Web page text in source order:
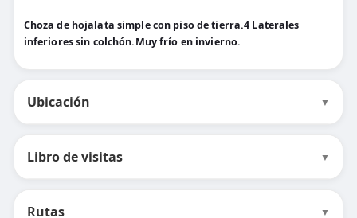
Choza de hojalata simple con piso de tierra.4 Laterales
inferiores sin colchón.Muy frío en invierno.
Ubicación ▼
Libro de visitas ▼
Rutas ▼